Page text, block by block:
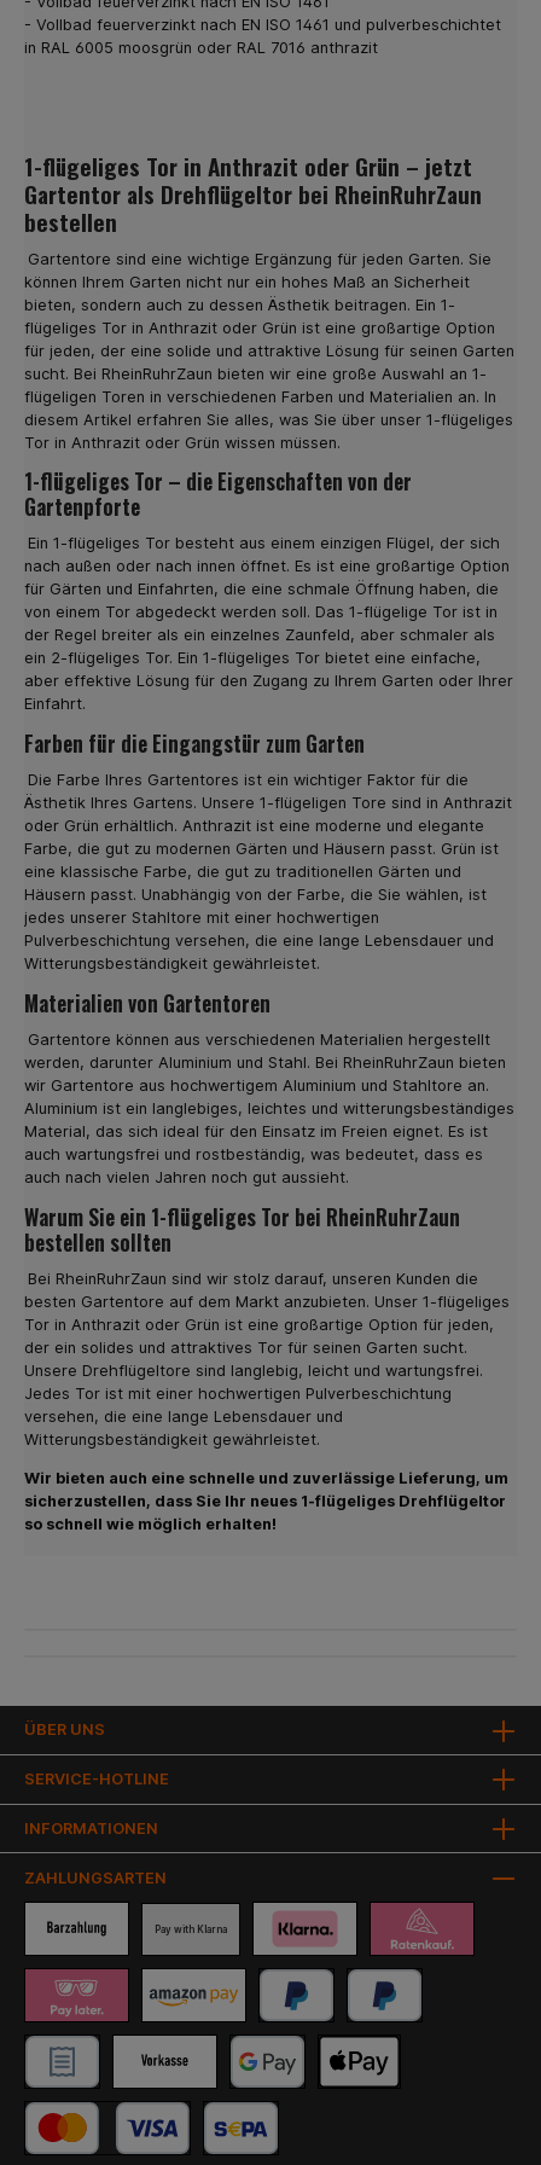
installieren Sie die Doppelstabmatten auf einfache
Weise. Darum lohnt es sich, Zaunmatten in Grün zu
kaufen Grün ist die Farbe der Natur. Somit passt ein
Sie beide Varianten und können sich leicht für eine der
beiden Optionen entscheiden. Dabei steht es Ihnen frei,
sich für eine bestimmte Höhe der Zaun-Matten zu
entscheiden. Bei uns kaufen Sie Zaunmatten zwischen
630 und 2030 mm Höhe. Ein weiteres, wichtiges Detail ist
die Drahtstärke. In unserem Shop sind
Doppelstabmatten in zwei Varianten erhältlich: 6-5-6 und
8-6-8. Sie wählen also die Zaun Matten für Ihre
individuellen Bedürfnisse aus. Günstig Zaunmatten in
Anthrazit online kaufen Zaunmatten sind eine sinnvolle
Investition in die Zukunft. Einmal aufgebaut, verbleibt der
Zaun für die nächsten Jahre an Ort und Stelle. Sie
genießen zum einen hohe Sicherheit vor unerwünschten
Gästen, zum anderen haben Sie keine weiteren Kosten
zu erwarten. Das moderne und gleichzeitig elegante
Design unsere Doppelstabmatten wirkt ansprechend
schön und passt zum Stil Ihres Hauses. Sie bestellen je
nach Größe Ihres Grundstücks die Anzahl der
gewünschten Zaunmatten in der Farbe Grün oder
Anthrazit. Viele unserer Kunden sind über das sehr gute
Preis- Leistungsverhältnis unserer Doppelstabmatten
zufrieden. Als Beispiel sei die Premiumvariante von 6-5-6
genannt. Hier haben die Zaun Matten eine
Maschenweite von 5 x 20 cm, die waagerechten Stäbe
sind 2 x6 mm, senkrecht 5 mm. Die einzelne
Doppelstabmatten in Grün oder Anthrazit eignen sich
sowohl für private als auch gewerbliche Grundstücke
sowie Industriebetrieben. Die massive Ausführung
hinterlässt einen soliden Eindruck und verschafft Ihnen
die gewünschte Sicherheit. Zaunmatten in Profi-Qualität
günstig online kaufen Im Industrie- und Gewerbebereich
werden meist stärkere Zaunmatten benötigt. Hier bietet
wir geschweißte Zaunmatten in Profi Qualität an, die
nach der Norm EN 10223-7 gefertigt sind und aus
feuerverzinkten Drähten bestehen. Diese Modelle
haben eine Stabstärke von 2 x 8 mm waagerecht und
senkrecht von 6 mm. Die Maschenweite dieser
Zaunmatten in Anthrazit betragen ebenfalls 5 x 20 cm mit
einer Zaunfeldlänge von 251 cm.Die flexiblen
Einsatzmöglichkeiten und hochwertige Qualität machen
diese Doppelstabmatten zu einem der Bestseller in
unserem Online Shop für Zäune und Komplett-Sets.
Entscheiden Sie sich heute für einen hochwertigen
Doppelstabmattenzaun
- Vollbad feuerverzinkt nach EN ISO 1461 und pulverbeschichtet
in RAL 6005 moosgrün oder RAL 7016 anthrazit
1-flügeliges Tor in Anthrazit oder Grün – jetzt
Gartentor als Drehflügeltor bei RheinRuhrZaun
bestellen
Gartentore sind eine wichtige Ergänzung für jeden Garten. Sie
können Ihrem Garten nicht nur ein hohes Maß an Sicherheit
bieten, sondern auch zu dessen Ästhetik beitragen. Ein 1-
flügeliges Tor in Anthrazit oder Grün ist eine großartige Option
für jeden, der eine solide und attraktive Lösung für seinen Garten
sucht. Bei RheinRuhrZaun bieten wir eine große Auswahl an 1-
flügeligen Toren in verschiedenen Farben und Materialien an. In
diesem Artikel erfahren Sie alles, was Sie über unser 1-flügeliges
Tor in Anthrazit oder Grün wissen müssen.
1-flügeliges Tor – die Eigenschaften von der
Gartenpforte
Ein 1-flügeliges Tor besteht aus einem einzigen Flügel, der sich
nach außen oder nach innen öffnet. Es ist eine großartige Option
für Gärten und Einfahrten, die eine schmale Öffnung haben, die
von einem Tor abgedeckt werden soll. Das 1-flügelige Tor ist in
der Regel breiter als ein einzelnes Zaunfeld, aber schmaler als
ein 2-flügeliges Tor. Ein 1-flügeliges Tor bietet eine einfache,
aber effektive Lösung für den Zugang zu Ihrem Garten oder Ihrer
Einfahrt.
Farben für die Eingangstür zum Garten
Die Farbe Ihres Gartentores ist ein wichtiger Faktor für die
Ästhetik Ihres Gartens. Unsere 1-flügeligen Tore sind in Anthrazit
oder Grün erhältlich. Anthrazit ist eine moderne und elegante
Farbe, die gut zu modernen Gärten und Häusern passt. Grün ist
eine klassische Farbe, die gut zu traditionellen Gärten und
Häusern passt. Unabhängig von der Farbe, die Sie wählen, ist
jedes unserer Stahltore mit einer hochwertigen
Pulverbeschichtung versehen, die eine lange Lebensdauer und
Witterungsbeständigkeit gewährleistet.
Materialien von Gartentoren
Gartentore können aus verschiedenen Materialien hergestellt
werden, darunter Aluminium und Stahl. Bei RheinRuhrZaun bieten
wir Gartentore aus hochwertigem Aluminium und Stahltore an.
Aluminium ist ein langlebiges, leichtes und witterungsbeständiges
Material, das sich ideal für den Einsatz im Freien eignet. Es ist
auch wartungsfrei und rostbeständig, was bedeutet, dass es
auch nach vielen Jahren noch gut aussieht.
Warum Sie ein 1-flügeliges Tor bei RheinRuhrZaun
bestellen sollten
Bei RheinRuhrZaun sind wir stolz darauf, unseren Kunden die
besten Gartentore auf dem Markt anzubieten. Unser 1-flügeliges
Tor in Anthrazit oder Grün ist eine großartige Option für jeden,
der ein solides und attraktives Tor für seinen Garten sucht.
Unsere Drehflügeltore sind langlebig, leicht und wartungsfrei.
Jedes Tor ist mit einer hochwertigen Pulverbeschichtung
versehen, die eine lange Lebensdauer und
Witterungsbeständigkeit gewährleistet.
Wir bieten auch eine schnelle und zuverlässige Lieferung, um
sicherzustellen, dass Sie Ihr neues 1-flügeliges Drehflügeltor
so schnell wie möglich erhalten!
ÜBER UNS
INFORMATIONEN
SERVICE-HOTLINE
ZAHLUNGSARTEN
Pay with Klarna